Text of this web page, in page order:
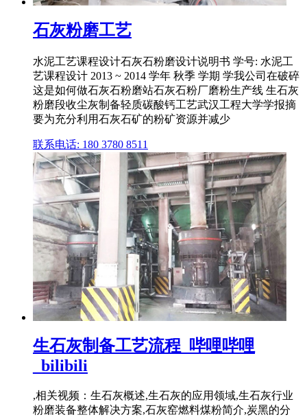
石灰粉磨工艺
水泥工艺课程设计石灰石粉磨设计说明书 学号: 水泥工
艺课程设计 2013 ~ 2014 学年 秋季 学期 学我公司在破碎
这是如何做石灰石粉磨站石灰石粉厂磨粉生产线 生石灰
粉磨段收尘灰制备轻质碳酸钙工艺武汉工程大学学报摘
要为充分利用石灰石矿的粉矿资源并减少
联系电话: 180 3780 8511
生石灰制备工艺流程_哔哩哔哩
_bilibili
,相关视频：生石灰概述,生石灰的应用领域,生石灰行业
粉磨装备整体解决方案,石灰窑燃料煤粉简介,炭黑的分